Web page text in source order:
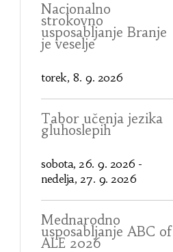
Nacionalno
strokovno
usposabljanje Branje
je veselje
torek, 8. 9. 2026
Tabor učenja jezika
gluhoslepih
sobota, 26. 9. 2026 -
nedelja, 27. 9. 2026
Mednarodno
usposabljanje ABC of
ALE 2026